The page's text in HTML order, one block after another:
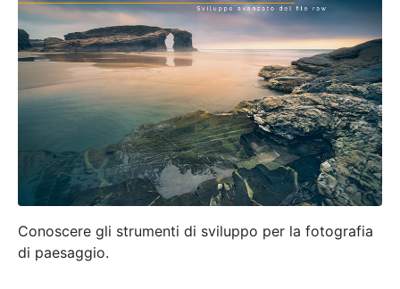
Conoscere gli strumenti di sviluppo per la fotografia
di paesaggio.